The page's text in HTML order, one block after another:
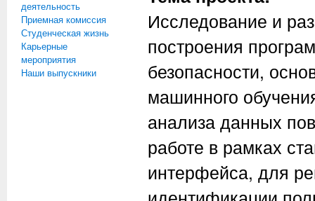
деятельность
Приемная комиссия
Студенческая жизнь
Карьерные
мероприятия
Наши выпускники
Исследование и
построения
безопасности,
машинного
анализа данных
работе в рамках
интерфейса, для